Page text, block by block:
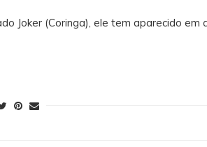
Joker (Coringa), ele tem aparecido em